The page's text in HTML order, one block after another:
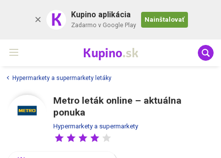
K Kupino aplikácia
Zadarmo v Google Play
Nainštalovať
Kupino.sk
Hypermarkety a supermarkety letáky
Metro leták online –⁠ aktuálna
ponuka
Hypermarkety a supermarkety